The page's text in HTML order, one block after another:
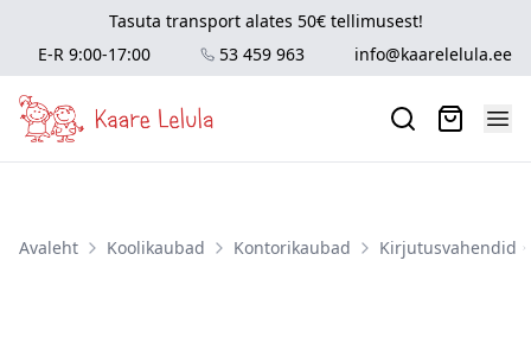
Tasuta transport alates 50€ tellimusest!
E-R 9:00-17:00
53 459 963 info@kaarelelula.ee
Avaleht Koolikaubad Kontorikaubad Kirjutusvahendid